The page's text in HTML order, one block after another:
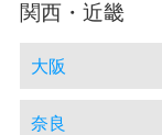
関西・近畿
大阪
奈良